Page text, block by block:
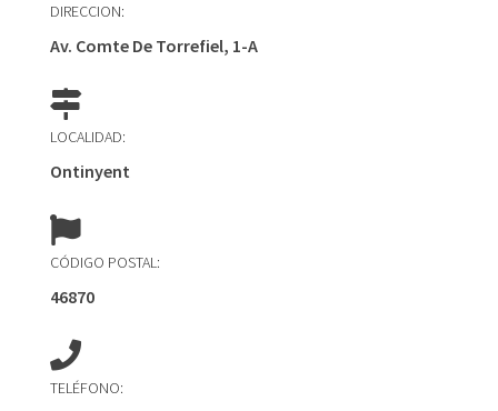
DIRECCION:
Av. Comte De Torrefiel, 1-A
LOCALIDAD:
Ontinyent
CÓDIGO POSTAL:
46870
TELÉFONO: